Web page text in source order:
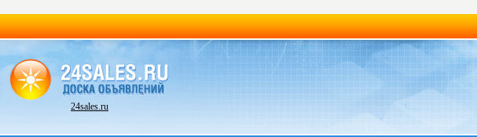
24sales.ru